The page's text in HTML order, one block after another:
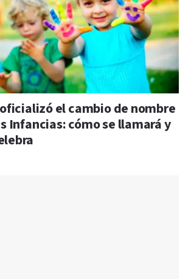
el cambio de nombre
Infancias: cómo se llamará y